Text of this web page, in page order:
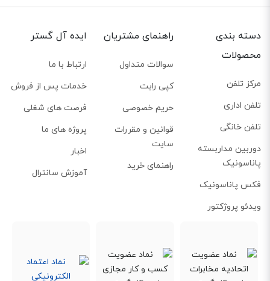
دسته بندی
محصولات
مرکز تلفن
تلفن اداری
تلفن خانگی
دوربین مداربسته
پاناسونیک
فکس پاناسونیک
ویدئو پروژکتور
راهنمای مشتریان
سوالات متداول
کپی رایت
حریم خصوصی
قوانین و مقررات
سایت
راهنمای خرید
ایده آل گستر
ارتباط با ما
خدمات پس از فروش
فرصت های شغلی
پروژه های ما
اخبار
آموزش سانترال